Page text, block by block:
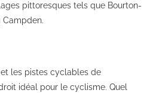
pittoresques tels que Bourton-
les pistes cyclables de
idéal pour le cyclisme. Quel